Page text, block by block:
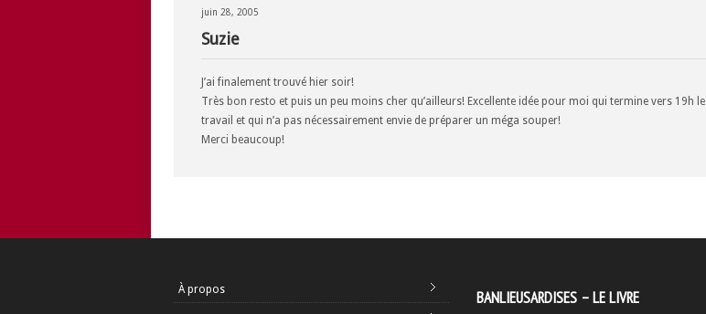
juin 28, 2005
Suzie
J’ai finalement trouvé hier soir!
Très bon resto et puis un peu moins cher qu’ailleurs! Excellente idée pour moi qui termine vers 19h le
travail et qui n’a pas nécessairement envie de préparer un méga souper!
Merci beaucoup!
À propos BANLIEUSARDISES – LE LIVRE